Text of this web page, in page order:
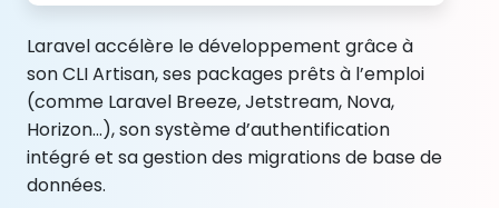
Laravel accélère le développement grâce à
son CLI Artisan, ses packages prêts à l’emploi
(comme Laravel Breeze, Jetstream, Nova,
Horizon…), son système d’authentification
intégré et sa gestion des migrations de base de
données.